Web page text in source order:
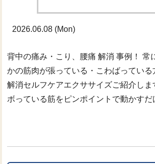
2026.06.08 (Mon)
背中の痛み・こり、腰痛 解消 事例！ 常
かの筋肉が張っている・こわばっている
解消セルフケアエクササイズご紹介しま
ボっている筋をピンポイントで動かすだ